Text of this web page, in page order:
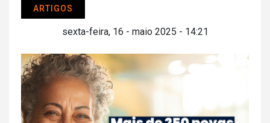
ARTIGOS
sexta-feira, 16 - maio 2025 - 14:21